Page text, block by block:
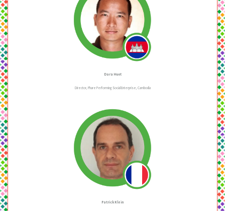
Dara Huot
Director, Phare Performing Social Enterprise, Cambodia
Patrick Klein